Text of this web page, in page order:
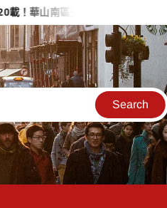
天使站舉辦感恩茶會 老幼共融守護